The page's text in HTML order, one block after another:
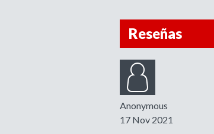
Reseñas
Anonymous
17 Nov 2021